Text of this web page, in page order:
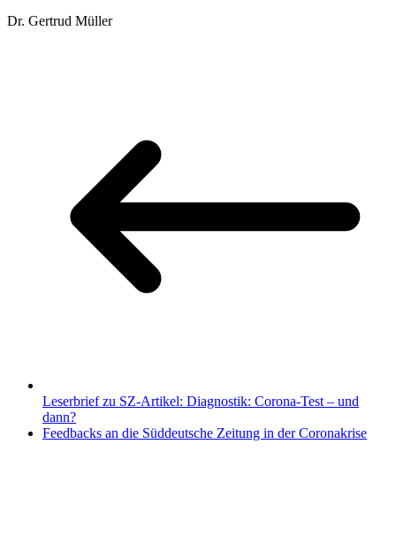
Dr. Gertrud Müller
Leserbrief zu SZ-Artikel: Diagnostik: Corona-Test – und
dann?
Feedbacks an die Süddeutsche Zeitung in der Coronakrise